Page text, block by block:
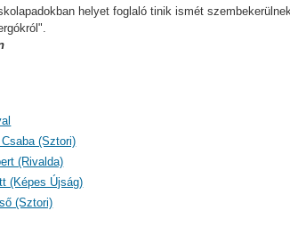
helyet foglaló tinik ismét
(Sztori)
(Rivalda)
(Képes Újság)
(Sztori)